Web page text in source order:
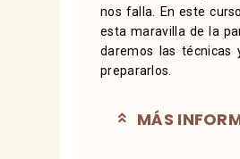
nos falla. En este
esta maravilla de la
daremos las
prepararlos.
MÁS